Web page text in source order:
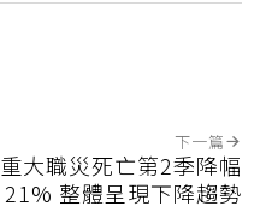
下一篇
重大職災死亡第2季降幅
21% 整體呈現下降趨勢